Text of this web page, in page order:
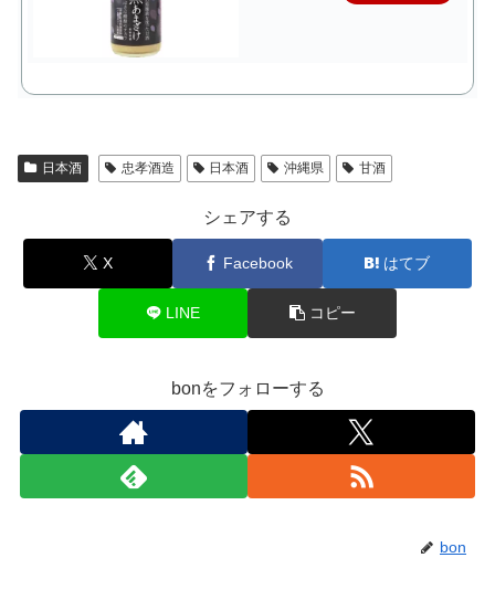
日本酒 忠孝酒造 日本酒 沖縄県 甘酒
シェアする
X Facebook はてブ
LINE コピー
bonをフォローする
bon